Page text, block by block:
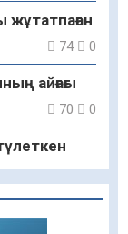
74 0
айғағы
70 0